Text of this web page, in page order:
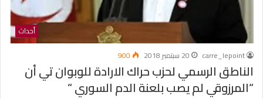
أحداث
carre_lepoint
20 سبتمبر 2018 900
الناطق الرسمي لحزب حراك الارادة للوبوان تي أن
“المرزوقي لم يصب بلعنة الدم السوري “